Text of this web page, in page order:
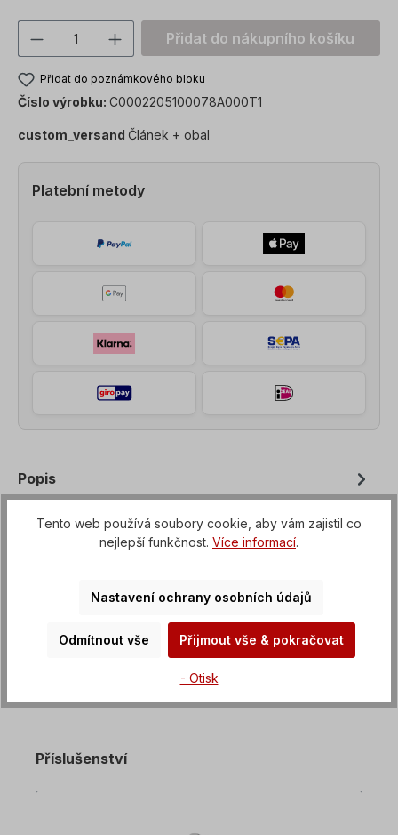
Množství produktu: Zadejte
Přidat do nákupního košíku
Přidat do poznámkového bloku
Číslo výrobku: C0002205100078A000T1
custom_versand Článek + obal
Platební metody
Popis
B3 do B35, Napětí=3 x 230/400 V-50 Hz, 3 x
265/460 V-60 Hz (±5 % podle VDE 0…Více na
Příslušenství
Tento web používá soubory cookie, aby vám zajistil co
nejlepší funkčnost. Více informací.
Nastavení ochrany osobních údajů
Odmítnout vše Přijmout vše & pokračovat
- Otisk